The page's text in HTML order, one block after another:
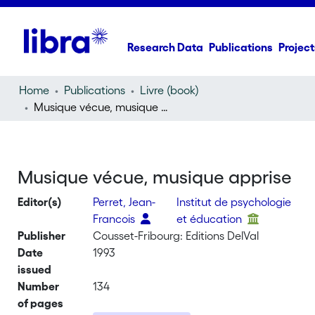
Research Data Publications
Home Publications
Livre (book)
Musique vécue, musique apprise
Musique vécue, musique apprise
Editor(s)
Perret, Jean-
Francois
Institut de psychologie
et éducation
Publisher
Cousset-Fribourg: Editions DelVal
Date
issued
1993
Number
of pages
134